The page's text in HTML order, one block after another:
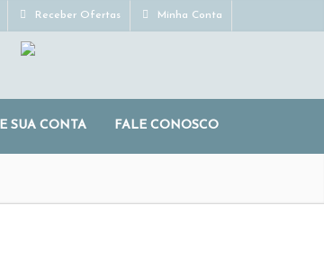
Receber Ofertas Minha Conta
SUA CONTA FALE CONOSCO